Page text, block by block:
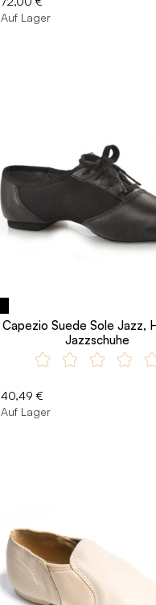
Auf Lager
Capezio Suede Sole Jazz,
Jazzschuhe
40,49 €
Auf Lager